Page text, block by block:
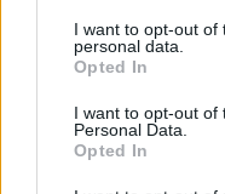
I want to opt-out of
personal data.
Opted In
I want to opt-out of
Personal Data.
Opted In
δημοτικού τη
που ήταν 13
είχε αλλάξει η ζωή